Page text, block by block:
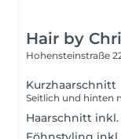
Hair by
Hohensteinstraße
Kurzhaarschnitt
Seitlich und hinten
Haarschnitt